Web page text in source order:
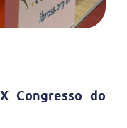
Congresso do